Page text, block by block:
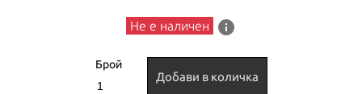
Не е наличен info
Брой
Добави в количка